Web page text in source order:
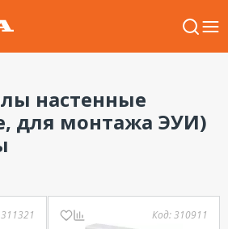
настенные
для монтажа ЭУИ)
311321 Код:310911